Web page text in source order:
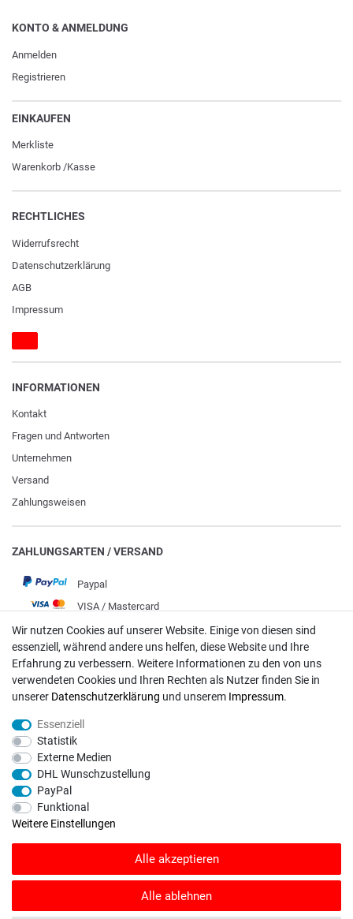
KONTO & ANMELDUNG
Anmelden
Registrieren
EINKAUFEN
Merkliste
Warenkorb /Kasse
RECHTLICHES
Widerrufs­recht
Daten­schutz­erklärung
AGB
Impressum
INFORMATIONEN
Kontakt
Fragen und Antworten
Unternehmen
Versand
Zahlungsweisen
ZAHLUNGSARTEN / VERSAND
Paypal
VISA / Mastercard
Vorkasse
DHL
Montag - Freitag, 09:00 - 18:00
info@rasentraktoren-motoren.de
MA-Versand GmbH, 53925 Kall, In der Laach 1-3
Unser Unternehmen sammelt über den unabhängigen Dienstleister
Maßnahmen ein, um Bewertungen zu verifizieren.
von Kundenbewertungen auf SHOPVOTE finden Sie hier.
Wir nutzen Cookies auf unserer Website. Einige von diesen sind
essenziell, während andere uns helfen, diese Website und Ihre
Erfahrung zu verbessern. Weitere Informationen zu den von uns
verwendeten Cookies und Ihren Rechten als Nutzer finden Sie in
unserer Daten­schutz­erklärung und unserem Impressum.
Essenziell
Statistik
Externe Medien
DHL Wunschzustellung
PayPal
Funktional
Weitere Einstellungen
Alle akzeptieren
Alle ablehnen